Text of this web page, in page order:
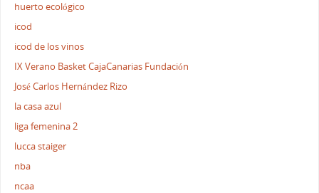
huerto ecológico
icod
icod de los vinos
IX Verano Basket CajaCanarias Fundación
José Carlos Hernández Rizo
la casa azul
liga femenina 2
lucca staiger
nba
ncaa